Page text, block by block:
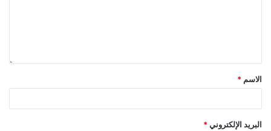
الاسم *
البريد الإلكتروني *